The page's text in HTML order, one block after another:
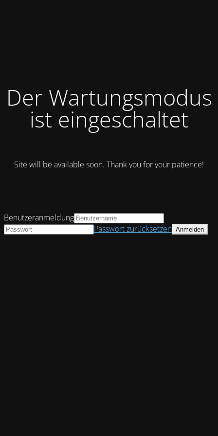
Der Wartungsmodus
ist eingeschaltet
Site will be available soon. Thank you for your patience!
Benutzeranmeldung
Passwort zurücksetzen